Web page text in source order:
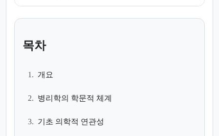
목차
1. 개요
2. 병리학의 학문적 체계
3. 기초 의학적 연관성